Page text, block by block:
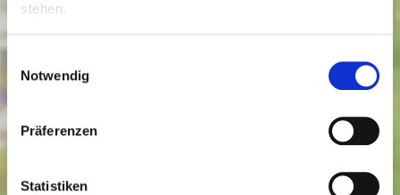
stehen.
Notwendig
Präferenzen
Statistiken